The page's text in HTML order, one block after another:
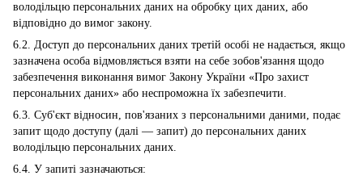
володільцю персональних даних на обробку цих даних, або
відповідно до вимог закону.
6.2. Доступ до персональних даних третій особі не надається, якщо
зазначена особа відмовляється взяти на себе зобов'язання щодо
забезпечення виконання вимог Закону України «Про захист
персональних даних» або неспроможна їх забезпечити.
6.3. Суб'єкт відносин, пов'язаних з персональними даними, подає
запит щодо доступу (далі — запит) до персональних даних
володільцю персональних даних.
6.4. У запиті зазначаються: